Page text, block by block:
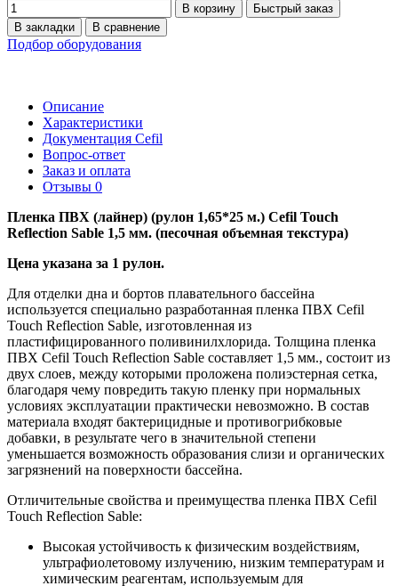
В корзину
Быстрый заказ
В закладки
В сравнение
Подбор оборудования
Описание
Характеристики
Документация Cefil
Вопрос-ответ
Заказ и оплата
Отзывы 0
Пленка ПВХ (лайнер) (рулон 1,65*25 м.) Cefil Touch
Reflection Sable 1,5 мм. (песочная объемная текстура)
Цена указана за 1 рулон.
Для отделки дна и бортов плавательного бассейна
используется специально разработанная пленка ПВХ Cefil
Touch Reflection Sable, изготовленная из
пластифицированного поливинилхлорида. Толщина пленка
ПВХ Cefil Touch Reflection Sable составляет 1,5 мм., состоит из
двух слоев, между которыми проложена полиэстерная сетка,
благодаря чему повредить такую пленку при нормальных
условиях эксплуатации практически невозможно. В состав
материала входят бактерицидные и противогрибковые
добавки, в результате чего в значительной степени
уменьшается возможность образования слизи и органических
загрязнений на поверхности бассейна.
Отличительные свойства и преимущества пленка ПВХ Cefil
Touch Reflection Sable:
Высокая устойчивость к физическим воздействиям,
ультрафиолетовому излучению, низким температурам и
химическим реагентам, используемым для